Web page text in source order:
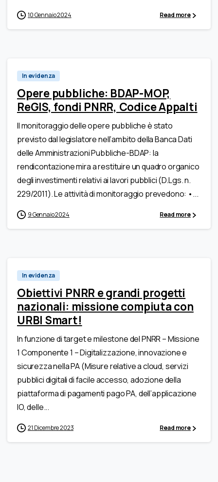
10 Gennaio 2024 Read more
In evidenza
Opere pubbliche: BDAP-MOP,
ReGIS, fondi PNRR, Codice Appalti
Il monitoraggio delle opere pubbliche è stato
previsto dal legislatore nell’ambito della Banca Dati
delle Amministrazioni Pubbliche-BDAP: la
rendicontazione mira a restituire un quadro organico
degli investimenti relativi ai lavori pubblici (D.Lgs. n.
229/2011). Le attività di monitoraggio prevedono: •...
9 Gennaio 2024 Read more
In evidenza
Obiettivi PNRR e grandi progetti
nazionali: missione compiuta con
URBI Smart!
In funzione di target e milestone del PNRR – Missione
1 Componente 1 – Digitalizzazione, innovazione e
sicurezza nella PA (Misure relative a cloud, servizi
pubblici digitali di facile accesso, adozione della
piattaforma di pagamenti pago PA, dell’applicazione
IO, delle...
21 Dicembre 2023 Read more